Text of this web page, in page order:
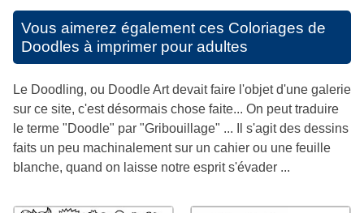
Vous aimerez également ces Coloriages de
Doodles à imprimer pour adultes
Le Doodling, ou Doodle Art devait faire l'objet d'une galerie
sur ce site, c'est désormais chose faite... On peut traduire
le terme "Doodle" par "Gribouillage" ... Il s'agit des dessins
faits un peu machinalement sur un cahier ou une feuille
blanche, quand on laisse notre esprit s'évader ...